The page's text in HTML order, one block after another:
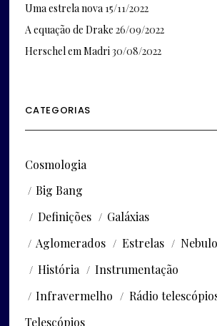
Uma estrela nova 15/11/2022
A equação de Drake 26/09/2022
Herschel em Madri 30/08/2022
CATEGORIAS
Cosmologia
Big Bang
Definições
Galáxias
Aglomerados
Estrelas
História
Instrumentação
Infravermelho
Rádio
Telescópios